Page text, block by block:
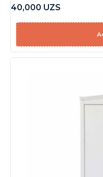
40,000 UZS